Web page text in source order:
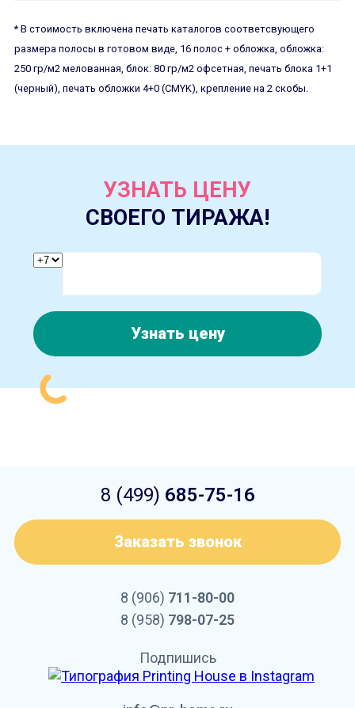
* В стоимость включена печать каталогов соответсвующего
размера полосы в готовом виде, 16 полос + обложка, обложка:
250 гр/м2 мелованная, блок: 80 гр/м2 офсетная, печать блока 1+1
(черный), печать обложки 4+0 (CMYK), крепление на 2 скобы.
УЗНАТЬ ЦЕНУ
СВОЕГО ТИРАЖА!
Узнать цену
8 (499) 685-75-16
Заказать звонок
8 (906) 711-80-00
8 (958) 798-07-25
Подпишись